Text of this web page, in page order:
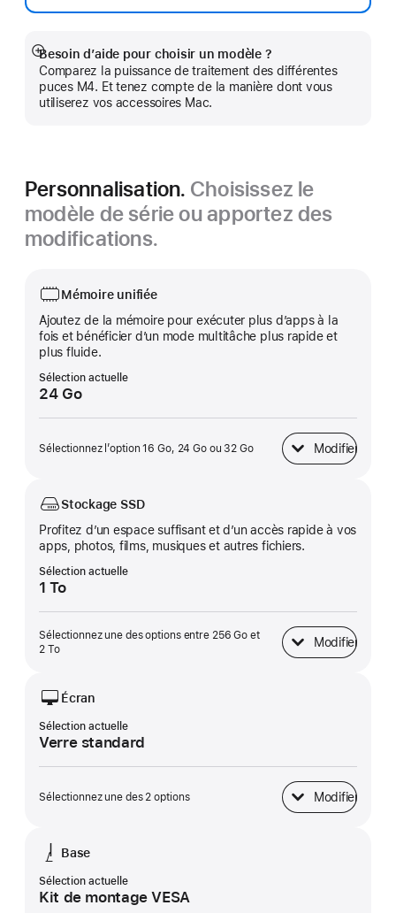
Besoin d’aide pour choisir un modèle ?
Comparez la puissance de traitement des différentes
puces M4. Et tenez compte de la manière dont vous
utiliserez vos accessoires Mac.
Afficher
plus
Personnalisation. Choisissez le
modèle de série ou apportez des
modifications.
Mémoire unifiée
Ajoutez de la mémoire pour exécuter plus d’apps à la
fois et bénéficier d’un mode multitâche plus rapide et
plus fluide.
Sélection actuelle
24 Go
Sélectionnez l’option 16 Go, 24 Go ou 32 Go Modifier
Mémoire unifiée
Stockage SSD
Profitez d’un espace suffisant et d’un accès rapide à vos
apps, photos, films, musiques et autres fichiers.
Sélection actuelle
1 To
Sélectionnez une des options entre 256 Go et
2 To
Modifier
Stockage SSD
Écran
Sélection actuelle
Verre standard
Sélectionnez une des 2 options Modifier
Écran
Base
Sélection actuelle
Kit de montage VESA